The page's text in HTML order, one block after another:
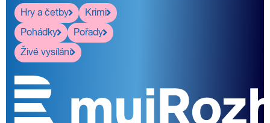
Hry a četby
Krimi
Pohádky
Pořady
Živé vysílání